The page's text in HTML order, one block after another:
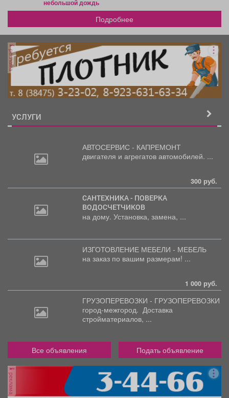
небольшой дождь
Подробнее
реклама
УСЛУГИ
АВТОСЕРВИС - КАПРЕМОНТ
двигателя и агрегатов автомобилей. ...
300 руб.
САНТЕХНИКА - ПОВЕРКА
ВОДОСЧЕТЧИКОВ
на дому. Установка, замена, ...
ИЗГОТОВЛЕНИЕ МЕБЕЛИ - МЕБЕЛЬ
на заказ по вашим размерам! ...
1 000 руб.
ГРУЗОПЕРЕВОЗКИ - ГРУЗОПЕРЕВОЗКИ
город-межгород. Доставка
стройматериалов, ...
Все объявления Подать объявление
реклама